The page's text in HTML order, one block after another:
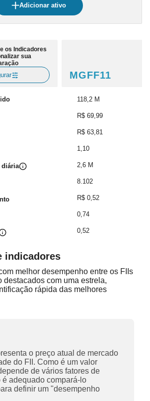
Adicionar ativo
os Indicadores
sua
diária
MGFF11
118,2 M
R$ 69,99
R$ 63,81
1,10
2,6 M
8.102
R$ 0,52
0,74
0,52
indicadores
melhor desempenho entre os FIIs
destacados com uma estrela,
rápida das melhores
o preço atual de mercado
do FII. Como é um valor
de vários fatores de
é adequado compará-lo
definir um "desempenho